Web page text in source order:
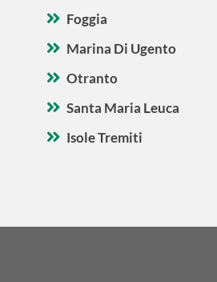
Foggia
Marina Di Ugento
Otranto
Santa Maria Leuca
Isole Tremiti